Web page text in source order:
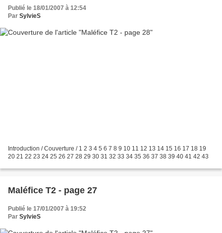
Publié le 18/01/2007 à 12:54
Par SylvieS
Introduction / Couverture / 1 2 3 4 5 6 7 8 9 10 11 12 13 14 15 16 17 18 19
20 21 22 23 24 25 26 27 28 29 30 31 32 33 34 35 36 37 38 39 40 41 42 43
Maléfice T2 - page 27
Publié le 17/01/2007 à 19:52
Par SylvieS